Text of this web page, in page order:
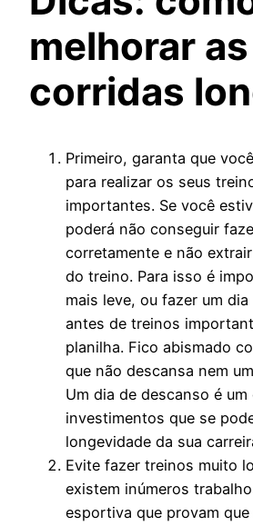
melhorar as
corridas
Primeiro, garanta que
para realizar os seus
importantes. Se você
poderá não conseguir
corretamente e não
do treino. Para isso é
mais leve, ou fazer um
antes de treinos
planilha. Fico abismado
que não descansa nem
Um dia de descanso é
investimentos que se
longevidade da sua
Evite fazer treinos muito
existem inúmeros
esportiva que provam